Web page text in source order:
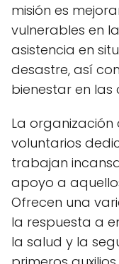
misión es
vulnerables en
asistencia en
desastre, así
bienestar en las
La
voluntarios
trabajan
apoyo a
Ofrecen una
la respuesta a
la salud y la